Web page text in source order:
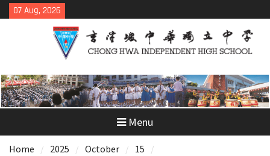
Skip
to
07 Aug, 2026
Menu
Home 2025 October
15